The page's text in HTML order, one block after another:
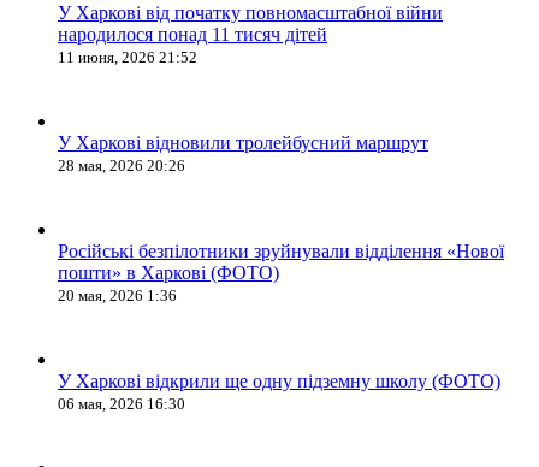
У Харкові від початку повномасштабної війни
народилося понад 11 тисяч дітей
11 июня, 2026 21:52
У Харкові відновили тролейбусний маршрут
28 мая, 2026 20:26
Російські безпілотники зруйнували відділення «Нової
пошти» в Харкові (ФОТО)
20 мая, 2026 1:36
У Харкові відкрили ще одну підземну школу (ФОТО)
06 мая, 2026 16:30